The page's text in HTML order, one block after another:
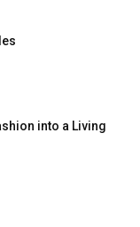
into a Living